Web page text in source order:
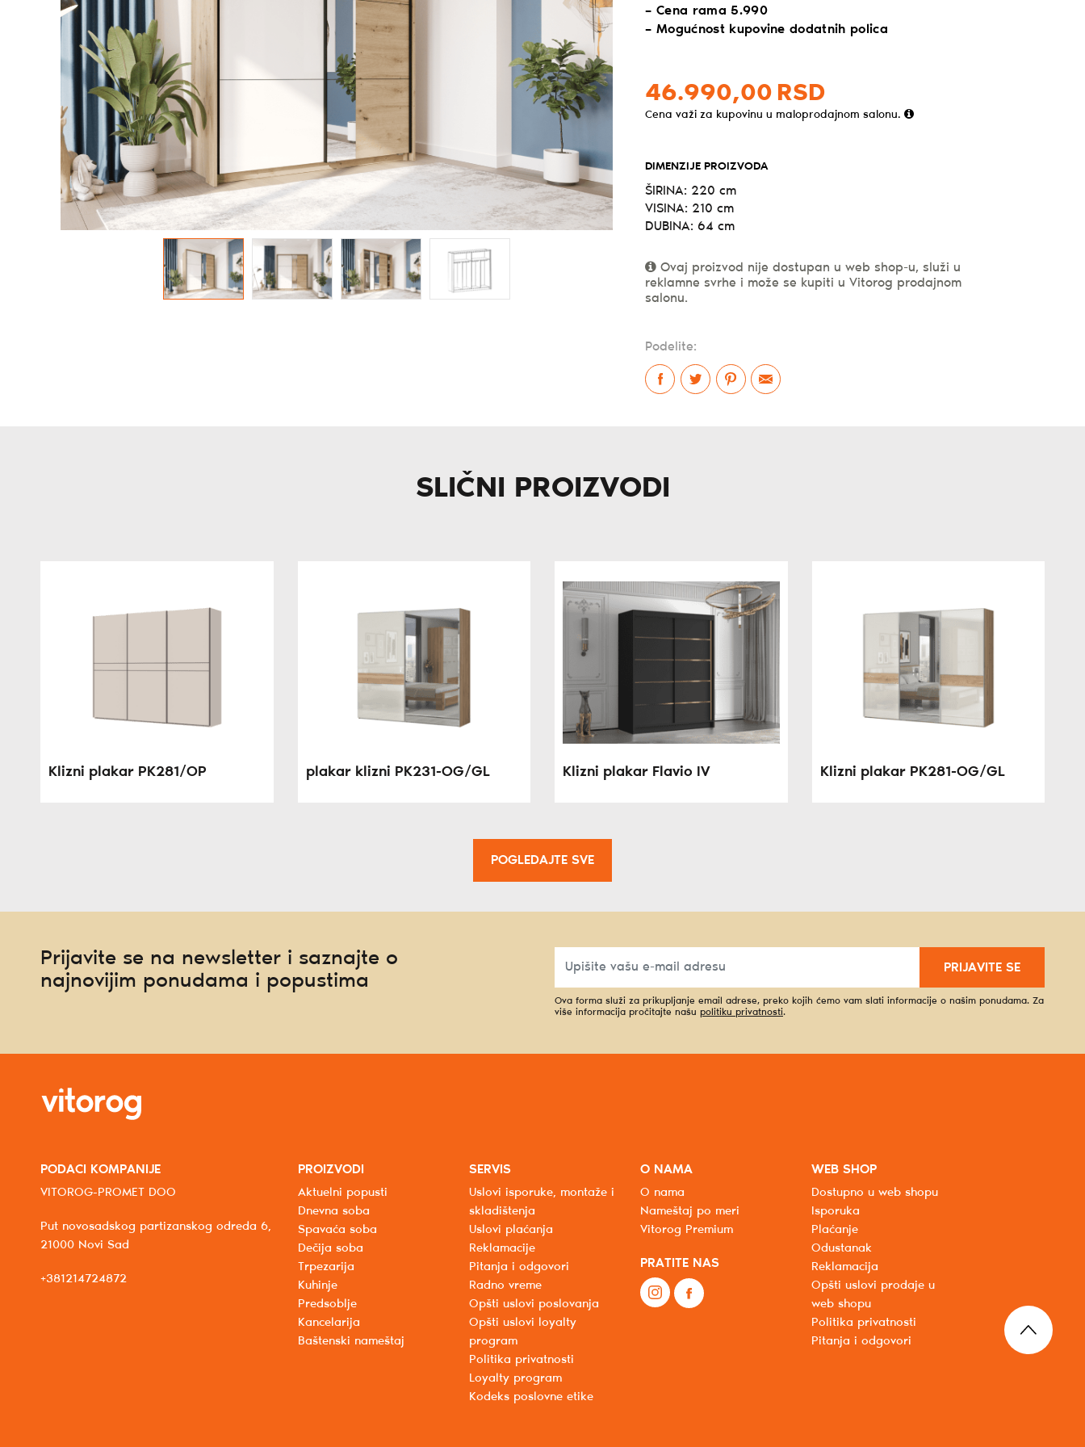
– Cena rama 5.990
– Mogućnost kupovine dodatnih polica
46.990,00 RSD
Cena važi za kupovinu u maloprodajnom salonu.
DIMENZIJE PROIZVODA
ŠIRINA: 220 cm
VISINA: 210 cm
DUBINA: 64 cm
Ovaj proizvod nije dostupan u web shop-u, služi u
reklamne svrhe i može se kupiti u Vitorog prodajnom
salonu.
Podelite:
SLIČNI PROIZVODI
Klizni plakar PK281/OP plakar klizni PK231-OG/GL Klizni plakar Flavio IV Klizni plakar PK281-OG/GL
POGLEDAJTE SVE
Prijavite se na newsletter i saznajte o
najnovijim ponudama i popustima
PRIJAVITE SE
Ova forma služi za prikupljanje email adrese, preko kojih ćemo vam slati informacije o našim ponudama. Za
više informacija pročitajte našu politiku privatnosti.
PODACI KOMPANIJE
VITOROG-PROMET DOO
Put novosadskog partizanskog odreda 6,
21000 Novi Sad
+381214724872
PROIZVODI
Aktuelni popusti
Dnevna soba
Spavaća soba
Dečija soba
Trpezarija
Kuhinje
Predsoblje
Kancelarija
Baštenski nameštaj
SERVIS
Uslovi isporuke, montaže i
skladištenja
Uslovi plaćanja
Reklamacije
Pitanja i odgovori
Radno vreme
Opšti uslovi poslovanja
Opšti uslovi loyalty
program
Politika privatnosti
Loyalty program
Kodeks poslovne etike
O NAMA
O nama
Nameštaj po meri
Vitorog Premium
PRATITE NAS
WEB SHOP
Dostupno u web shopu
Isporuka
Plaćanje
Odustanak
Reklamacija
Opšti uslovi prodaje u
web shopu
Politika privatnosti
Pitanja i odgovori